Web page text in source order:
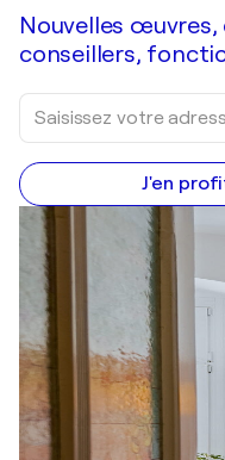
Nouvelles
conseillers,
J'en